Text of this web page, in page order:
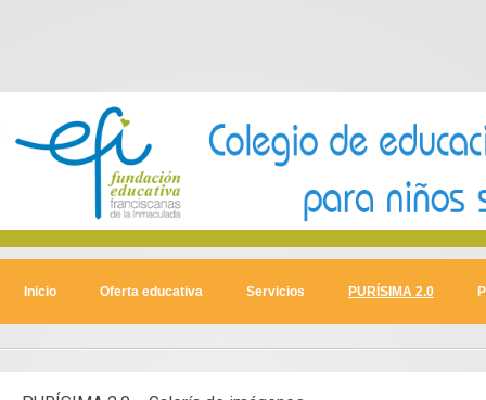
Inicio Oferta educativa Servicios PURÍSIMA 2.0